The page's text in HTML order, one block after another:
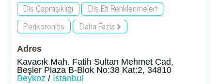
Diş Çapraşıklığı
Diş Eti Renklenmeleri
Perikoronitis
Daha Fazla
Adres
Kavacık Mah. Fatih Sultan Mehmet Cad,
Beşler Plaza B-Blok No:38 Kat:2, 34810
Beykoz / İstanbul